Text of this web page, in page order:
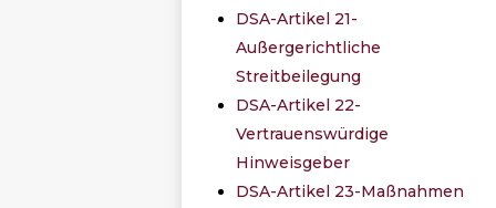
DSA-Artikel 21-
Außergerichtliche
Streitbeilegung
DSA-Artikel 22-
Vertrauenswürdige
Hinweisgeber
DSA-Artikel 23-Maßnahmen